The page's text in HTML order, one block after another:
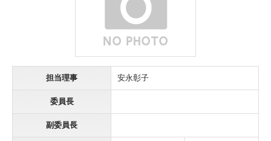
担当理事 安永彰子
委員長
副委員長